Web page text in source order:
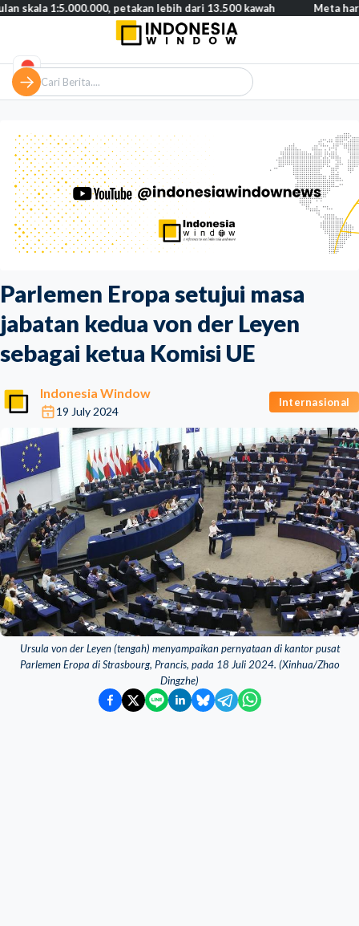
Parlemen Eropa setujui masa
jabatan kedua von der Leyen
sebagai ketua Komisi UE
Indonesia Window
19 July 2024
Internasional
Ursula von der Leyen (tengah) menyampaikan pernyataan di kantor pusat
Parlemen Eropa di Strasbourg, Prancis, pada 18 Juli 2024. (Xinhua/Zhao
Dingzhe)
petakan lebih dari 13.500 kawah Meta harus bayar